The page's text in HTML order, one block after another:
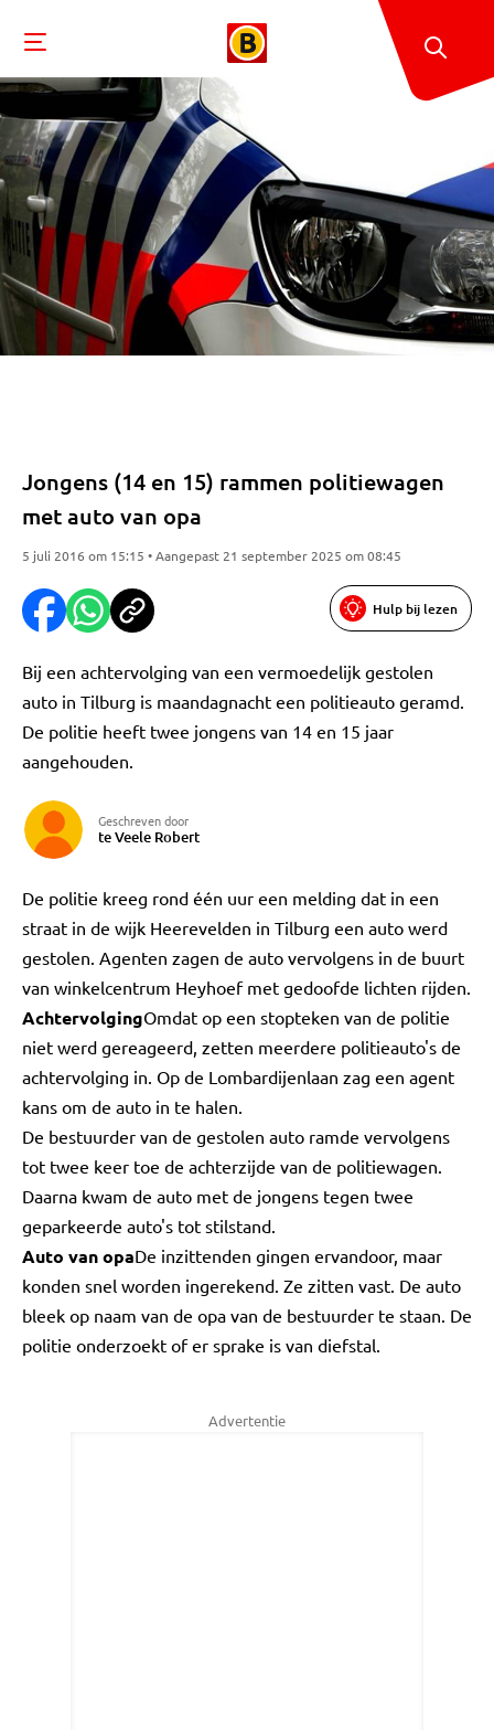
Jongens (14 en 15) rammen politiewagen
met auto van opa
5 juli 2016 om 15:15 • Aangepast 21 september 2025 om 08:45
Hulp bij lezen
Bij een achtervolging van een vermoedelijk gestolen
auto in Tilburg is maandagnacht een politieauto geramd.
De politie heeft twee jongens van 14 en 15 jaar
aangehouden.
Geschreven door
te Veele Robert
De politie kreeg rond één uur een melding dat in een
straat in de wijk Heerevelden in Tilburg een auto werd
gestolen. Agenten zagen de auto vervolgens in de buurt
van winkelcentrum Heyhoef met gedoofde lichten rijden.
AchtervolgingOmdat op een stopteken van de politie
niet werd gereageerd, zetten meerdere politieauto's de
achtervolging in. Op de Lombardijenlaan zag een agent
kans om de auto in te halen.
De bestuurder van de gestolen auto ramde vervolgens
tot twee keer toe de achterzijde van de politiewagen.
Daarna kwam de auto met de jongens tegen twee
geparkeerde auto's tot stilstand.
Auto van opaDe inzittenden gingen ervandoor, maar
konden snel worden ingerekend. Ze zitten vast. De auto
bleek op naam van de opa van de bestuurder te staan. De
politie onderzoekt of er sprake is van diefstal.
Advertentie